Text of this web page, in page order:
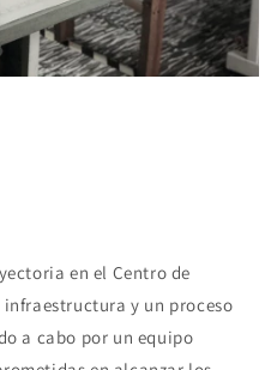
en el Centro de
y un proceso
a cabo por un equipo